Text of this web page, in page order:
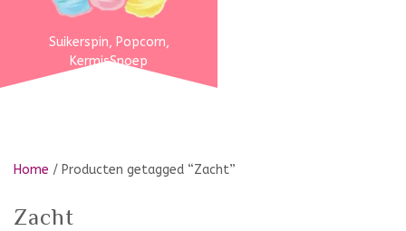
Suikerspin, Popcorn,
KermisSnoep
Home / Producten getagged “Zacht”
Zacht